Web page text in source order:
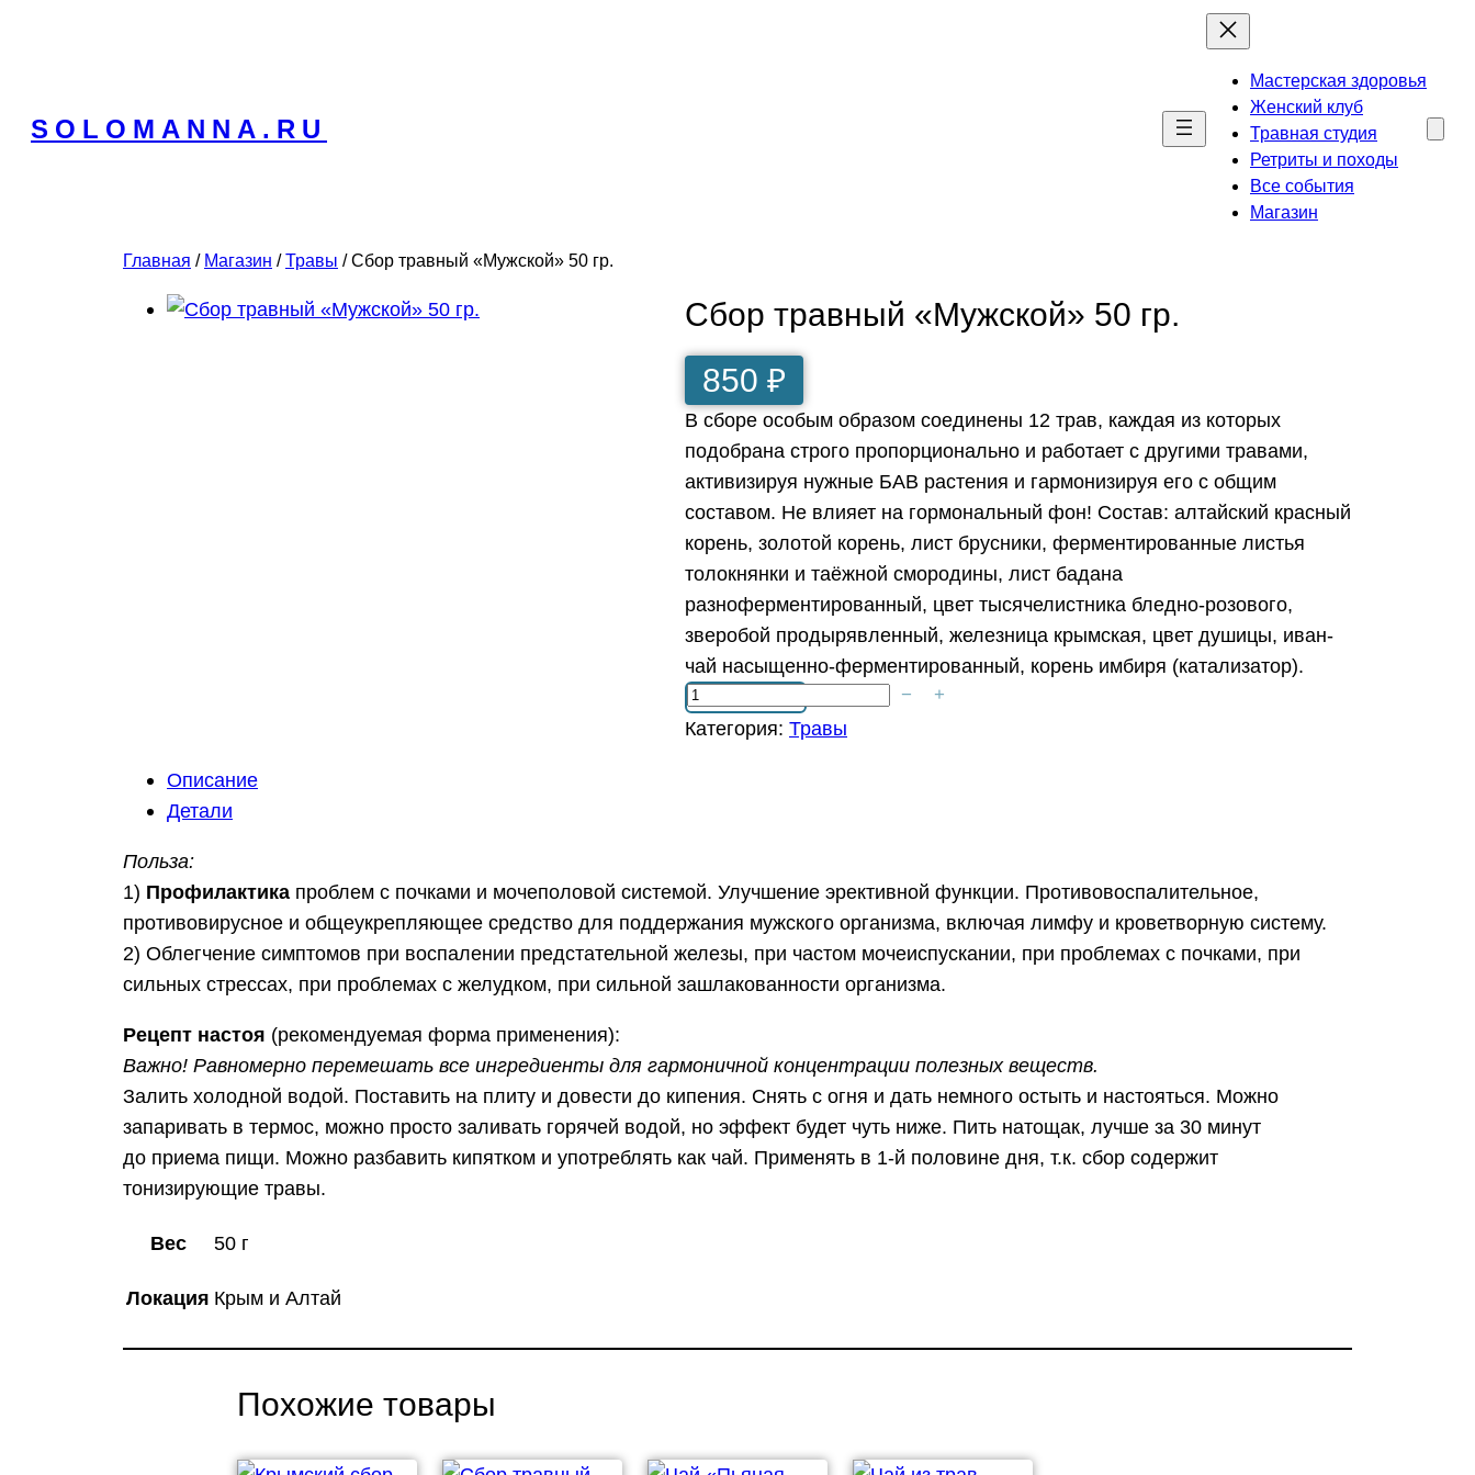
SOLOMANNA.RU
Мастерская здоровья
Женский клуб
Травная студия
Ретриты и походы
Все события
Магазин
Главная / Магазин /Травы / Сбор травный «Мужской» 50 гр.
Сбор травный «Мужской» 50 гр.
850 ₽
В сборе особым образом соединены 12 трав, каждая из которых
подобрана строго пропорционально и работает с другими травами,
активизируя нужные БАВ растения и гармонизируя его с общим
составом. Не влияет на гормональный фон! Состав: алтайский красный
корень, золотой корень, лист брусники, ферментированные листья
толокнянки и таёжной смородины, лист бадана
разноферментированный, цвет тысячелистника бледно-розового,
зверобой продырявленный, железница крымская, цвет душицы, иван-
чай насыщенно-ферментированный, корень имбиря (катализатор).
К
о
в
а
р
а
р
ы
− +
Категория: Травы
Описание
Детали
Польза:
1) Профилактика проблем с почками и мочеполовой системой. Улучшение эрективной функции. Противовоспалительное,
противовирусное и общеукрепляющее средство для поддержания мужского организма, включая лимфу и кроветворную систему.
2) Облегчение симптомов при воспалении предстательной железы, при частом мочеиспускании, при проблемах с почками, при
сильных стрессах, при проблемах с желудком, при сильной зашлакованности организма.
Рецепт настоя (рекомендуемая форма применения):
Важно! Равномерно перемешать все ингредиенты для гармоничной концентрации полезных веществ.
Залить холодной водой. Поставить на плиту и довести до кипения. Снять с огня и дать немного остыть и настояться. Можно
запаривать в термос, можно просто заливать горячей водой, но эффект будет чуть ниже. Пить натощак, лучше за 30 минут
до приема пищи. Можно разбавить кипятком и употреблять как чай. Применять в 1-й половине дня, т.к. сбор содержит
тонизирующие травы.
Вес 50 г
Локация Крым и Алтай
Похожие товары